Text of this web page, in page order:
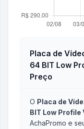
Placa de
64 BIT Low
Preço
O Placa de
BIT Low Profile
AchaPromo e